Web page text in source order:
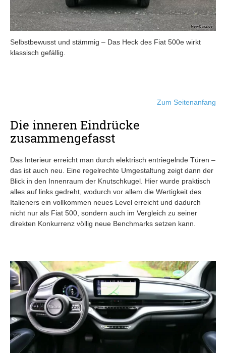
Selbstbewusst und stämmig – Das Heck des Fiat 500e wirkt
klassisch gefällig.
Zum Seitenanfang
Die inneren Eindrücke
zusammengefasst
Das Interieur erreicht man durch elektrisch entriegelnde Türen –
das ist auch neu. Eine regelrechte Umgestaltung zeigt dann der
Blick in den Innenraum der Knutschkugel. Hier wurde praktisch
alles auf links gedreht, wodurch vor allem die Wertigkeit des
Italieners ein vollkommen neues Level erreicht und dadurch
nicht nur als Fiat 500, sondern auch im Vergleich zu seiner
direkten Konkurrenz völlig neue Benchmarks setzen kann.